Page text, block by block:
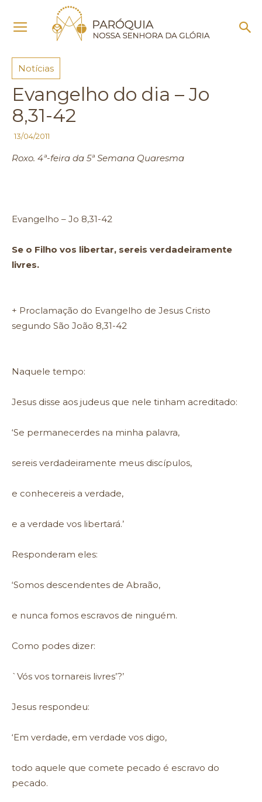
Notícias
Notícias
Evangelho do dia – Jo
8,31-42
13/04/2011
Roxo. 4ª-feira da 5ª Semana Quaresma
Evangelho – Jo 8,31-42
Se o Filho vos libertar, sereis verdadeiramente
livres.
+ Proclamação do Evangelho de Jesus Cristo
segundo São João 8,31-42
Naquele tempo:
Jesus disse aos judeus que nele tinham acreditado:
‘Se permanecerdes na minha palavra,
sereis verdadeiramente meus discípulos,
e conhecereis a verdade,
e a verdade vos libertará.’
Responderam eles:
‘Somos descendentes de Abraão,
e nunca fomos escravos de ninguém.
Como podes dizer:
`Vós vos tornareis livres’?’
Jesus respondeu:
‘Em verdade, em verdade vos digo,
todo aquele que comete pecado é escravo do
pecado.